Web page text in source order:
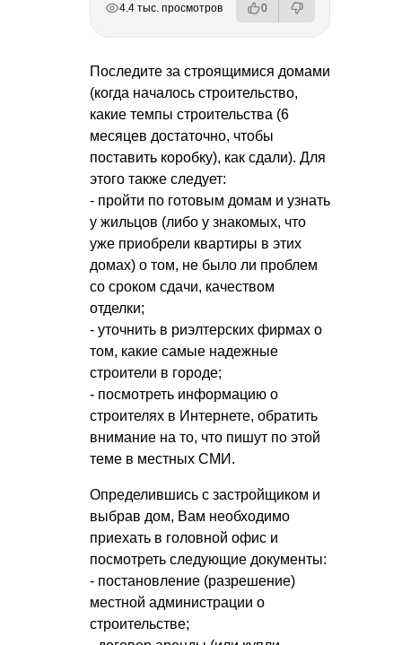
4.4 тыс. просмотров 0
Последите за строящимися домами
(когда началось строительство,
какие темпы строительства (6
месяцев достаточно, чтобы
поставить коробку), как сдали). Для
этого также следует:
- пройти по готовым домам и узнать
у жильцов (либо у знакомых, что
уже приобрели квартиры в этих
домах) о том, не было ли проблем
со сроком сдачи, качеством
отделки;
- уточнить в риэлтерских фирмах о
том, какие самые надежные
строители в городе;
- посмотреть информацию о
строителях в Интернете, обратить
внимание на то, что пишут по этой
теме в местных СМИ.
Определившись с застройщиком и
выбрав дом, Вам необходимо
приехать в головной офис и
посмотреть следующие документы:
- постановление (разрешение)
местной администрации о
строительстве;